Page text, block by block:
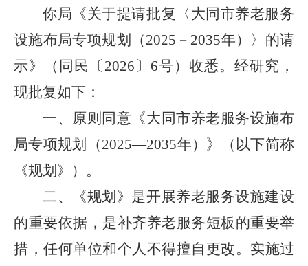
你局《关于提请批复〈大同市养老服务
设施布局专项规划（2025－2035年）〉的请
示》（同民〔2026〕6号）收悉。经研究，
现批复如下：
一、原则同意《大同市养老服务设施布
局专项规划（2025—2035年）》（以下简称
《规划》）。
二、《规划》是开展养老服务设施建设
的重要依据，是补齐养老服务短板的重要举
措，任何单位和个人不得擅自更改。实施过